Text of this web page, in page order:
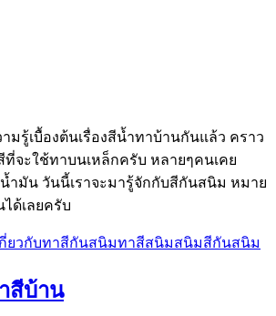
มรู้เบื้องต้นเรื่องสีน้ำทาบ้านกันแล้ว คราว
ที่จะใช้ทาบนเหล็กครับ หลายๆคนเคย
ำมัน วันนี้เราจะมารู้จักกับสีกันสนิม หมาย
ด้เลยครับ
ยวกับทาสีกันสนิมทาสีสนิมสนิมสีกันสนิม
สีบ้าน